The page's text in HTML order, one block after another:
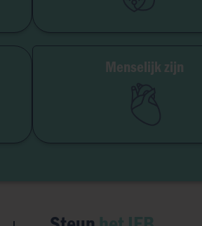
Menselijk zijn
Ziekte &
Geslacht &